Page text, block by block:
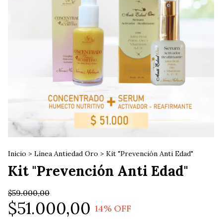
Inicio > Línea Antiedad Oro > Kit "Prevención Anti Edad"
Kit "Prevención Anti Edad"
$59.000,00
$51.000,00 14% OFF